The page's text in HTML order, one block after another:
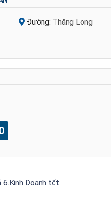
Đường: Thăng Long
6.Kinh Doanh tốt